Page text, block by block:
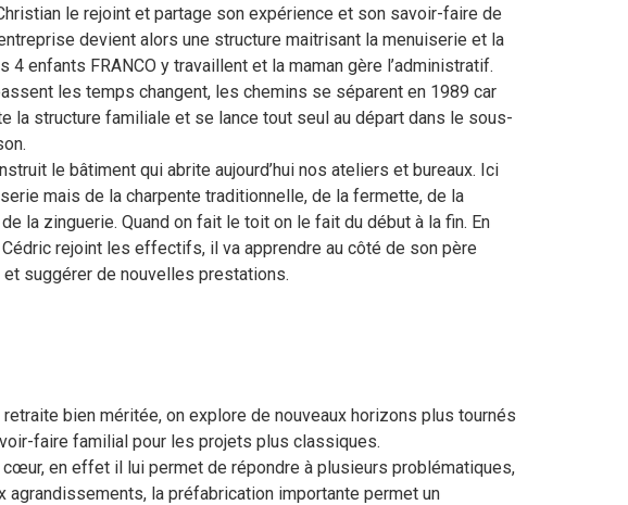
le rejoint et partage son expérience et son savoir-faire de
devient alors une structure maitrisant la menuiserie et la
4 enfants FRANCO y travaillent et la maman gère l’administratif.
les temps changent, les chemins se séparent en 1989 car
la structure familiale et se lance tout seul au départ dans le sous-
le bâtiment qui abrite aujourd’hui nos ateliers et bureaux. Ici
mais de la charpente traditionnelle, de la fermette, de la
la zinguerie. Quand on fait le toit on le fait du début à la fin. En
rejoint les effectifs, il va apprendre au côté de son père
et suggérer de nouvelles prestations.
bien méritée, on explore de nouveaux horizons plus tournés
faire familial pour les projets plus classiques.
en effet il lui permet de répondre à plusieurs problématiques,
la préfabrication importante permet un